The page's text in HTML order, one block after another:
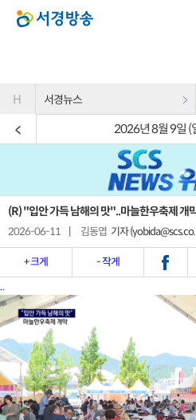
H 서경뉴스
2026년 8월 9일 (
(R) "입안 가득 남해의 맛"..마늘한우축제 개
2026-06-11 김동엽 기자
+ 크게 - 작게
..